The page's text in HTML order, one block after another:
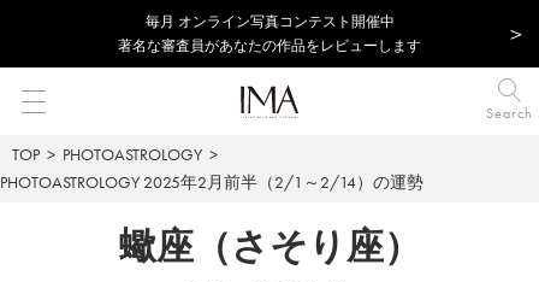
毎⽉ オンライン写真コンテスト開催中
著名な審査員があなたの作品をレビューします
Search
TOP
PHOTOASTROLOGY
PHOTOASTROLOGY 2025年2月前半（2/1～2/14）の運勢
蠍座（さそり座）